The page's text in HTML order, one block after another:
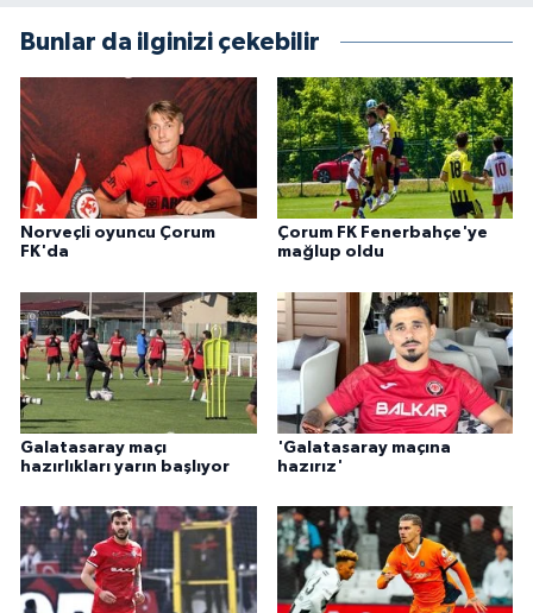
Bunlar da ilginizi çekebilir
Norveçli oyuncu Çorum
FK'da
Çorum FK Fenerbahçe'ye
mağlup oldu
Galatasaray maçı
hazırlıkları yarın başlıyor
'Galatasaray maçına
hazırız'